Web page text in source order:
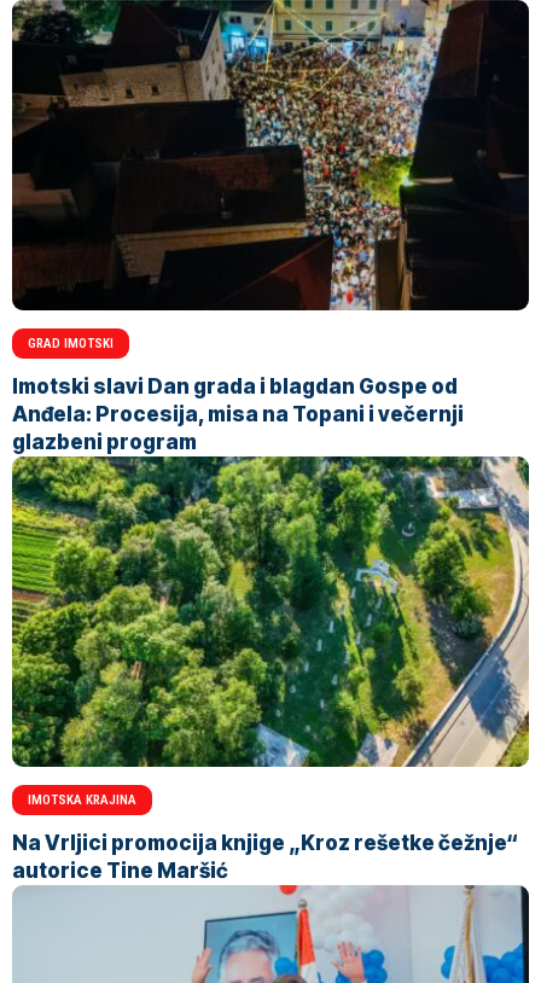
GRAD IMOTSKI
Imotski slavi Dan grada i blagdan Gospe od
Anđela: Procesija, misa na Topani i večernji
glazbeni program
IMOTSKA KRAJINA
Na Vrljici promocija knjige „Kroz rešetke čežnje“
autorice Tine Maršić